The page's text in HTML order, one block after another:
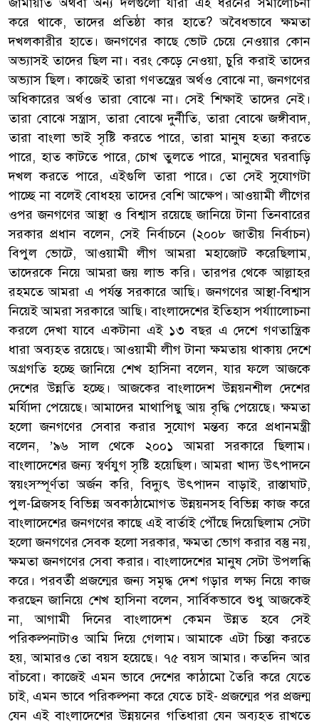
করে থাকে, তাদের প্রতিষ্ঠা কার হাতে? অবৈধভাবে ক্ষমতা
দখলকারীর হাতে। জনগণের কাছে ভোট চেয়ে নেওয়ার কোন
অভ্যাসই তাদের ছিল না। বরং কেড়ে নেওয়া, চুরি করাই তাদের
অভ্যাস ছিল। কাজেই তারা গণতন্ত্রের অর্থও বোঝে না, জনগণের
অধিকারের অর্থও তারা বোঝে না। সেই শিক্ষাই তাদের নেই।
তারা বোঝে সন্ত্রাস, তারা বোঝে দুর্নীতি, তারা বোঝে জঙ্গীবাদ,
তারা বাংলা ভাই সৃষ্টি করতে পারে, তারা মানুষ হত্যা করতে
পারে, হাত কাটতে পারে, চোখ তুলতে পারে, মানুষের ঘরবাড়ি
দখল করতে পারে, এইগুলি তারা পারে। তো সেই সুযোগটা
পাচ্ছে না বলেই বোধহয় তাদের বেশি আক্ষেপ। আওয়ামী লীগের
ওপর জনগণের আস্থা ও বিশ্বাস রয়েছে জানিয়ে টানা তিনবারের
সরকার প্রধান বলেন, সেই নির্বাচনে (২০০৮ জাতীয় নির্বাচন)
বিপুল ভোটে, আওয়ামী লীগ আমরা মহাজোট করেছিলাম,
তাদেরকে নিয়ে আমরা জয় লাভ করি। তারপর থেকে আল্লাহর
রহমতে আমরা এ পর্যন্ত সরকারে আছি। জনগণের আস্থা-বিশ্বাস
নিয়েই আমরা সরকারে আছি। বাংলাদেশের ইতিহাস পর্যাালোচনা
করলে দেখা যাবে একটানা এই ১৩ বছর এ দেশে গণতান্ত্রিক
ধারা অব্যহত রয়েছে। আওয়ামী লীগ টানা ক্ষমতায় থাকায় দেশে
অগ্রগতি হচ্ছে জানিয়ে শেখ হাসিনা বলেন, যার ফলে আজকে
দেশের উন্নতি হচ্ছে। আজকের বাংলাদেশ উন্নয়নশীল দেশের
মর্যািদা পেয়েছে। আমাদের মাথাপিছু আয় বৃদ্ধি পেয়েছে। ক্ষমতা
হলো জনগণের সেবার করার সুযোগ মন্তব্য করে প্রধানমন্ত্রী
বলেন, ’৯৬ সাল থেকে ২০০১ আমরা সরকারে ছিলাম।
বাংলাদেশের জন্য স্বর্ণযুগ সৃষ্টি হয়েছিল। আমরা খাদ্য উৎপাদনে
স্বয়ংসস্পূর্ণতা অর্জন করি, বিদ্যুৎ উৎপাদন বাড়াই, রাস্তাঘাট,
পুল-ব্রিজসহ বিভিন্ন অবকাঠামোগত উন্নয়নসহ বিভিন্ন কাজ করে
বাংলাদেশের জনগণের কাছে এই বার্তাই পৌঁছে দিয়েছিলাম সেটা
হলো জনগণের সেবক হলো সরকার, ক্ষমতা ভোগ করার বস্তু নয়,
ক্ষমতা জনগণের সেবা করার। বাংলাদেশের মানুষ সেটা উপলব্ধি
করে। পরবর্তী প্রজন্মের জন্য সমৃদ্ধ দেশ গড়ার লক্ষ্য নিয়ে কাজ
করছেন জানিয়ে শেখ হাসিনা বলেন, সার্বিকভাবে শুধু আজকেই
না, আগামী দিনের বাংলাদেশ কেমন উন্নত হবে সেই
পরিকল্পনাটাও আমি দিয়ে গেলাম। আমাকে এটা চিন্তা করতে
হয়, আমারও তো বয়স হয়েছে। ৭৫ বয়স আমার। কতদিন আর
বাঁচবো। কাজেই এমন ভাবে দেশের কাঠামো তৈরি করে যেতে
চাই, এমন ভাবে পরিকল্পনা করে যেতে চাই- প্রজন্মের পর প্রজন্ম
যেন এই বাংলাদেশের উন্নয়নের গতিধারা যেন অব্যহত রাখতে